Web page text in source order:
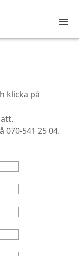
klicka på
541 25 04.